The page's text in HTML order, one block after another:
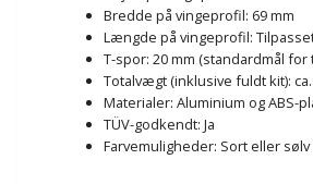
Bredde på vingeprofil: 69 mm
Længde på vingeprofil:
T-spor: 20 mm (standardmål for
Totalvægt (inklusive fuldt kit):
Materialer: Aluminium og ABS-
TÜV-godkendt: Ja
Farvemuligheder: Sort eller sølv